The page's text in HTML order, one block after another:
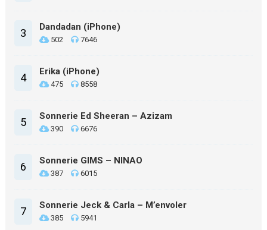
3 Dandadan (iPhone)
502 7646
4 Erika (iPhone)
475 8558
5 Sonnerie Ed Sheeran – Azizam
390 6676
6 Sonnerie GIMS – NINAO
387 6015
7 Sonnerie Jeck & Carla – M’envoler
385 5941